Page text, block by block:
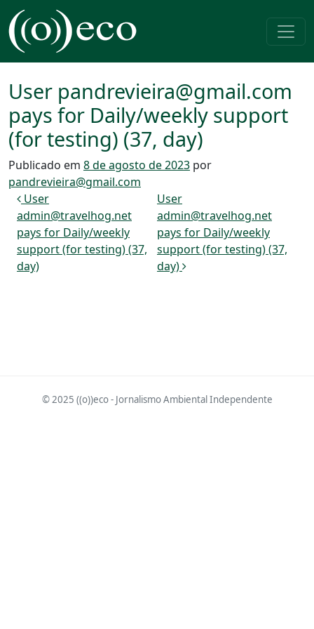
Pular para o conteúdo
Navegação principal
User pandrevieira@gmail.com
pays for Daily/weekly support
(for testing) (37, day)
Publicado em 8 de agosto de 2023 por
pandrevieira@gmail.com
Navegação de post
User
admin@travelhog.net
pays for Daily/weekly
support (for testing) (37,
day)
User
admin@travelhog.net
pays for Daily/weekly
support (for testing) (37,
day)
© 2025 ((o))eco - Jornalismo Ambiental Independente